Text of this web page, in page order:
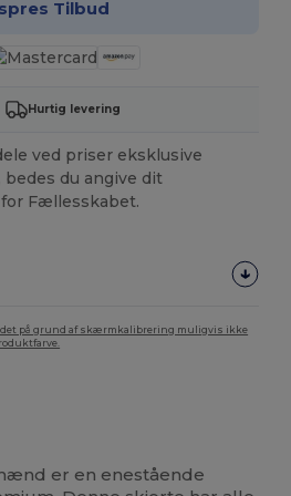
Tilbud
Hurtig levering
ved priser eksklusive
bedes du angive dit
Fællesskabet.
på grund af skærmkalibrering muligvis ikke
er en enestående